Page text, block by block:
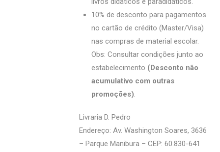
10% de desconto para pagamentos
no cartão de crédito (Master/Visa)
nas compras de material escolar.
Obs: Consultar condições junto ao
estabelecimento (Desconto não
acumulativo com outras
promoções).
Livraria D. Pedro
Endereço: Av. Washington Soares, 3636
– Parque Manibura – CEP: 60.830-641